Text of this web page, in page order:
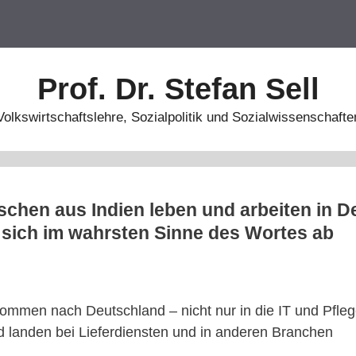
Prof. Dr. Stefan Sell
Sozialpolitik und
aus Indien leben und arbeiten in
im wahrsten Sinne des Wortes ab
nach Deutschland – nicht nur in die IT und
landen bei Lieferdiensten und in anderen Branchen